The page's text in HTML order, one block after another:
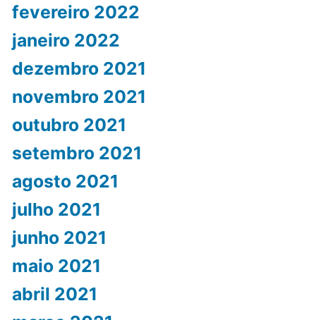
fevereiro 2022
janeiro 2022
dezembro 2021
novembro 2021
outubro 2021
setembro 2021
agosto 2021
julho 2021
junho 2021
maio 2021
abril 2021